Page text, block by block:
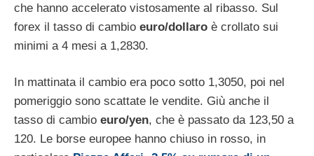
che hanno accelerato vistosamente al ribasso. Sul
forex il tasso di cambio euro/dollaro è crollato sui
minimi a 4 mesi a 1,2830.
In mattinata il cambio era poco sotto 1,3050, poi nel
pomeriggio sono scattate le vendite. Giù anche il
tasso di cambio euro/yen, che è passato da 123,50 a
120. Le borse europee hanno chiuso in rosso, in